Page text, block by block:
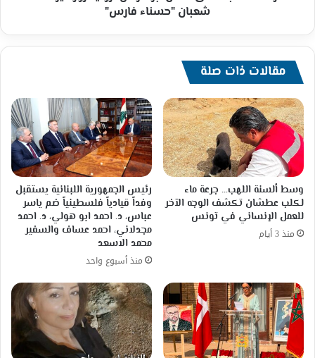
شعبان "حسناء فارس"
مقالات ذات صلة
وسط ألسنة اللهب… جرعة ماء
لكلب عطشان تكشف الوجه الآخر
للعمل الإنساني في تونس
منذ 3 أيام
رئيس الجمهورية اللبنانية يستقبل
وفداً قيادياً فلسطينياً ضم ياسر
عباس، د. احمد ابو هولي، د. احمد
مجدلاني، احمد عساف والسفير
محمد الاسعد
منذ أسبوع واحد